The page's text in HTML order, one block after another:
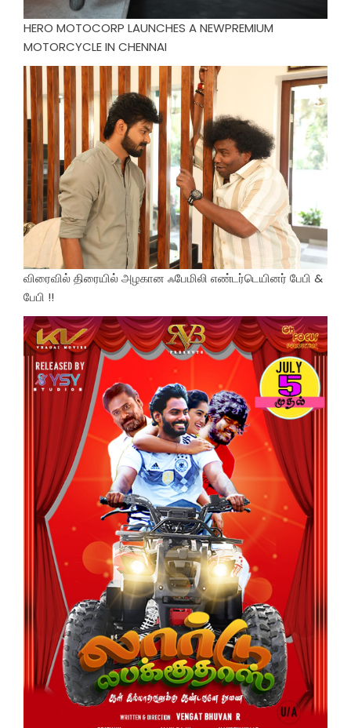
HERO MOTOCORP LAUNCHES A NEWPREMIUM
MOTORCYCLE IN CHENNAI
விரைவில் திரையில் அழகான ஃபேமிலி எண்டர்டெயினர் பேபி &
பேபி !!